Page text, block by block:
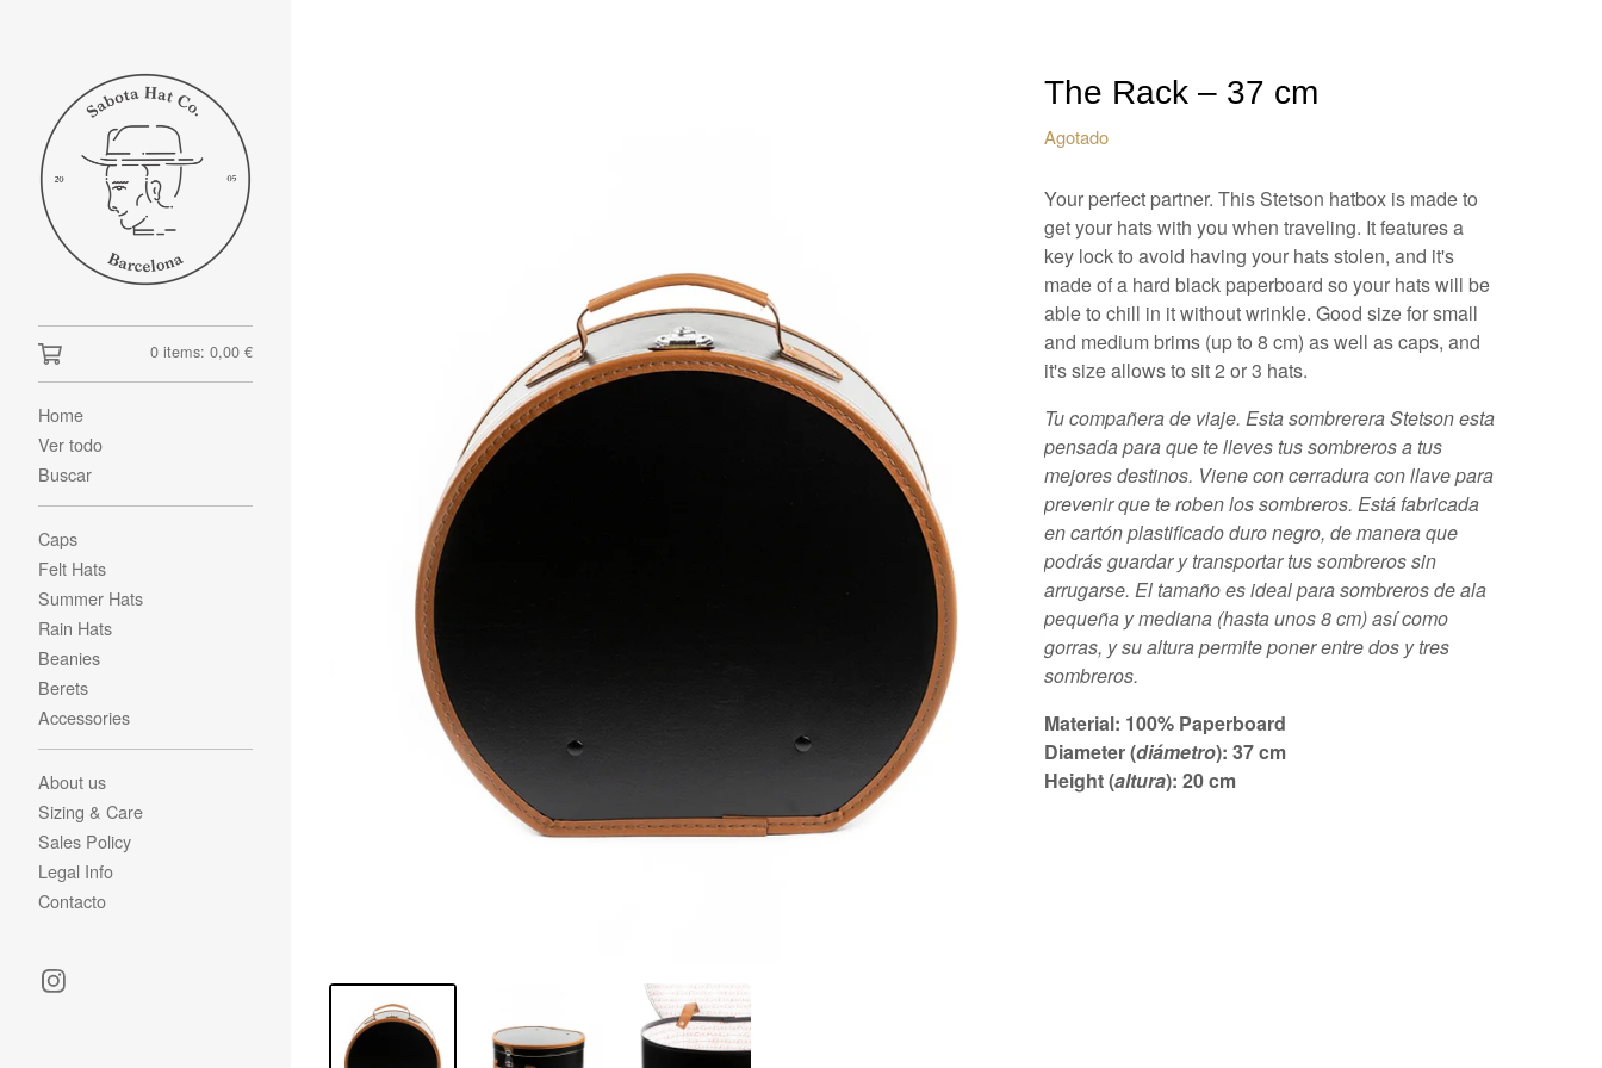
0 items: 0,00 €
Home
Ver todo
Buscar
Caps
Felt Hats
Summer Hats
Rain Hats
Beanies
Berets
Accessories
About us
Sizing & Care
Sales Policy
Legal Info
Contacto
The Rack – 37 cm
Agotado
Your perfect partner. This Stetson hatbox is made to
get your hats with you when traveling. It features a
key lock to avoid having your hats stolen, and it's
made of a hard black paperboard so your hats will be
able to chill in it without wrinkle. Good size for small
and medium brims (up to 8 cm) as well as caps, and
it's size allows to sit 2 or 3 hats.
Tu compañera de viaje. Esta sombrerera Stetson esta
pensada para que te lleves tus sombreros a tus
mejores destinos. Viene con cerradura con llave para
prevenir que te roben los sombreros. Está fabricada
en cartón plastificado duro negro, de manera que
podrás guardar y transportar tus sombreros sin
arrugarse. El tamaño es ideal para sombreros de ala
pequeña y mediana (hasta unos 8 cm) así como
gorras, y su altura permite poner entre dos y tres
sombreros.
Material: 100% Paperboard
Diameter (diámetro): 37 cm
Height (altura): 20 cm